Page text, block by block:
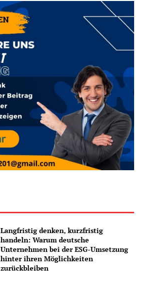
Langfristig denken, kurzfristig
handeln: Warum deutsche
Unternehmen bei der ESG-Umsetzung
hinter ihren Möglichkeiten
zurückbleiben